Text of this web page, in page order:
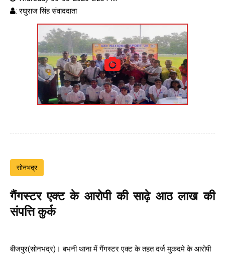
: रघुराज सिंह संवाददाता
सोनभद्र
गैंगस्टर एक्ट के आरोपी की साढ़े आठ लाख की
संपत्ति कुर्क
बीजपुर(सोनभद्र)। बभनी थाना में गैंगस्टर एक्ट के तहत दर्ज मुकदमे के आरोपी